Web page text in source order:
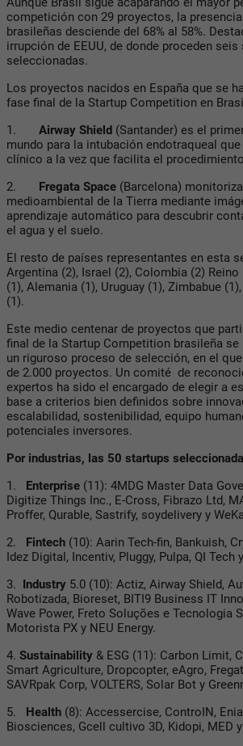
competición con 29 proyectos, la
brasileñas desciende del 68% al 58%.
irrupción de EEUU, de donde proceden seis
seleccionadas.
Los proyectos nacidos en España que se
fase final de la Startup Competition en
1. Airway Shield (Santander) es el
mundo para la intubación endotraqueal
clínico a la vez que facilita el
2. Fregata Space (Barcelona)
medioambiental de la Tierra mediante
aprendizaje automático para descubrir
el agua y el suelo.
El resto de países representantes en esta
Argentina (2), Israel (2), Colombia (2)
(1), Alemania (1), Uruguay (1), Zimbabue
(1).
Este medio centenar de proyectos que
final de la Startup Competition brasileña
un riguroso proceso de selección, en el
de 2.000 proyectos. Un comité de
expertos ha sido el encargado de elegir a
base a criterios bien definidos sobre
escalabilidad, sostenibilidad, equipo
potenciales inversores.
Por industrias, las 50 startups
1. Enterprise (11): 4MDG Master Data
Digitize Things Inc., E-Cross, Fibrazo Ltd,
Proffer, Qurable, Sastrify, soydelivery y
2. Fintech (10): Aarin Tech-fin, Bankuish,
Idez Digital, Incentiv, Pluggy, Pulpa, QI Tech
3. Industry 5.0 (10): Actiz, Airway Shield,
Robotizada, Bioreset, BITI9 Business IT
Wave Power, Freto Soluções e Tecnologia
Motorista PX y NEU Energy.
4. Sustainability & ESG (11): Carbon Limit,
Smart Agriculture, Dropcopter, eAgro,
SAVRpak Corp, VOLTERS, Solar Bot y
5. Health (8): Accessercise, ControIN,
Biosciences, Gcell cultivo 3D, Kidopi, MED